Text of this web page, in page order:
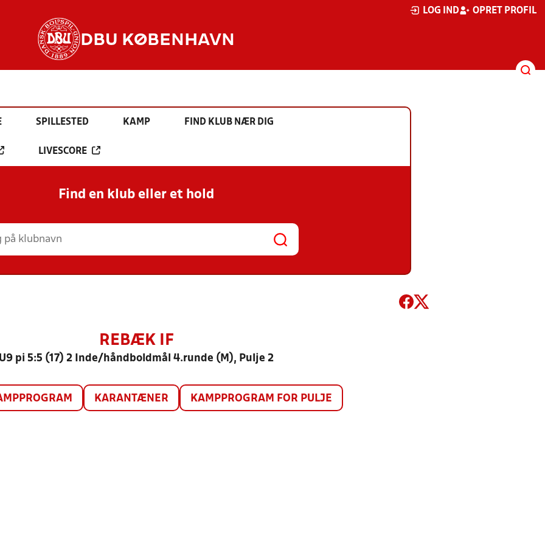
LOG IND OPRET PROFIL
DBU KØBENHAVN
SPILLESTED KAMP FIND KLUB NÆR DIG
LIVESCORE
Find en klub eller et hold
REBÆK IF
U9 pi 5:5 (17) 2 Inde/håndboldmål 4.runde (M), Pulje 2
KARANTÆNER KAMPPROGRAM FOR PULJE